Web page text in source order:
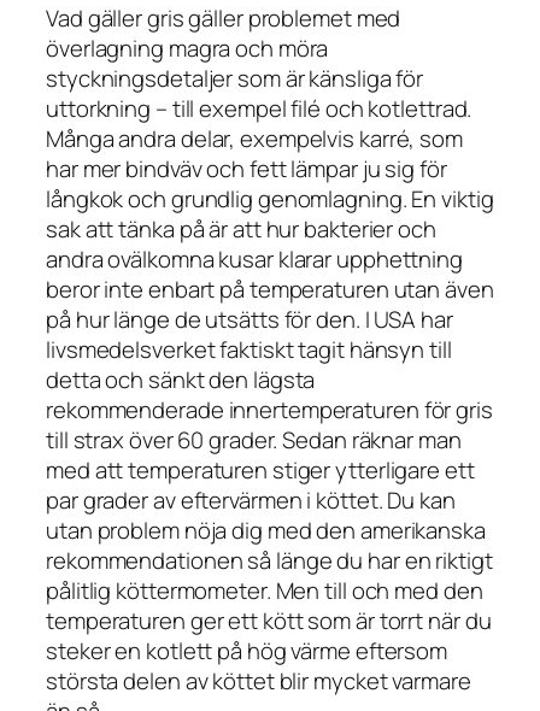
Vad gäller gris gäller problemet med
överlagning magra och möra
styckningsdetaljer som är känsliga för
uttorkning – till exempel filé och kotlettrad.
Många andra delar, exempelvis karré, som
har mer bindväv och fett lämpar ju sig för
långkok och grundlig genomlagning. En viktig
sak att tänka på är att hur bakterier och
andra ovälkomna kusar klarar upphettning
beror inte enbart på temperaturen utan även
på hur länge de utsätts för den. I USA har
livsmedelsverket faktiskt tagit hänsyn till
detta och sänkt den lägsta
rekommenderade innertemperaturen för gris
till strax över 60 grader. Sedan räknar man
med att temperaturen stiger ytterligare ett
par grader av eftervärmen i köttet. Du kan
utan problem nöja dig med den amerikanska
rekommendationen så länge du har en riktigt
pålitlig köttermometer. Men till och med den
temperaturen ger ett kött som är torrt när du
steker en kotlett på hög värme eftersom
största delen av köttet blir mycket varmare